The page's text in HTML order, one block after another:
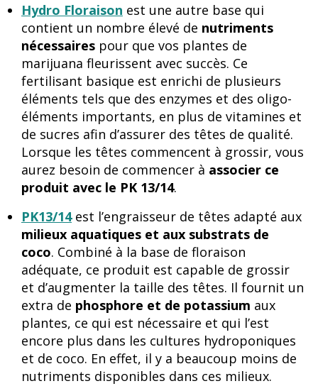
Hydro Floraison est une autre base qui
contient un nombre élevé de nutriments
nécessaires pour que vos plantes de
marijuana fleurissent avec succès. Ce
fertilisant basique est enrichi de plusieurs
éléments tels que des enzymes et des oligo-
éléments importants, en plus de vitamines et
de sucres afin d’assurer des têtes de qualité.
Lorsque les têtes commencent à grossir, vous
aurez besoin de commencer à associer ce
produit avec le PK 13/14.
PK13/14est l’engraisseur de têtes adapté aux
milieux aquatiques et aux substrats de
coco. Combiné à la base de floraison
adéquate, ce produit est capable de grossir
et d’augmenter la taille des têtes. Il fournit un
extra de phosphore et de potassium aux
plantes, ce qui est nécessaire et qui l’est
encore plus dans les cultures hydroponiques
et de coco. En effet, il y a beaucoup moins de
nutriments disponibles dans ces milieux.